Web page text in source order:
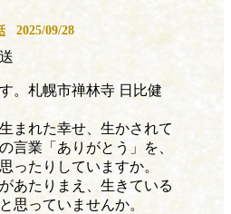
2025/09/28
。札幌市禅林寺 日比健
まれた幸せ、生かされて
言業「ありがとう」を、
ったりしていますか。
あたりまえ、生きている
思っていませんか。